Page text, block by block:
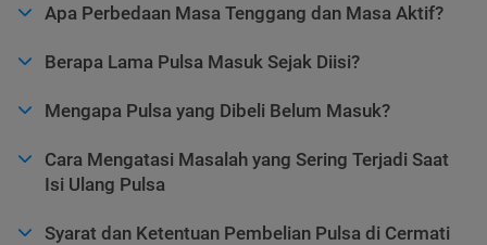
Apa Perbedaan Masa Tenggang dan Masa Aktif?
Berapa Lama Pulsa Masuk Sejak Diisi?
Mengapa Pulsa yang Dibeli Belum Masuk?
Cara Mengatasi Masalah yang Sering Terjadi Saat
Isi Ulang Pulsa
Syarat dan Ketentuan Pembelian Pulsa di Cermati